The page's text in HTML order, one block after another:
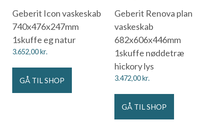
Geberit Icon vaskeskab
740x476x247mm
1skuffe eg natur
3.652,00kr.
GÅ TIL SHOP
Geberit Renova plan
vaskeskab
682x606x446mm
1skuffe nøddetræ
hickory lys
3.472,00kr.
GÅ TIL SHOP